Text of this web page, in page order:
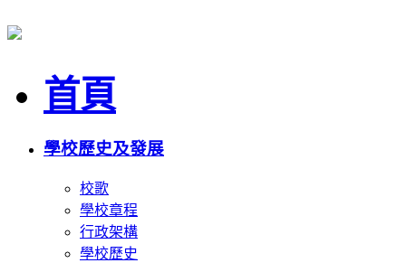
首頁
學校歷史及發展
校歌
學校章程
行政架構
學校歷史